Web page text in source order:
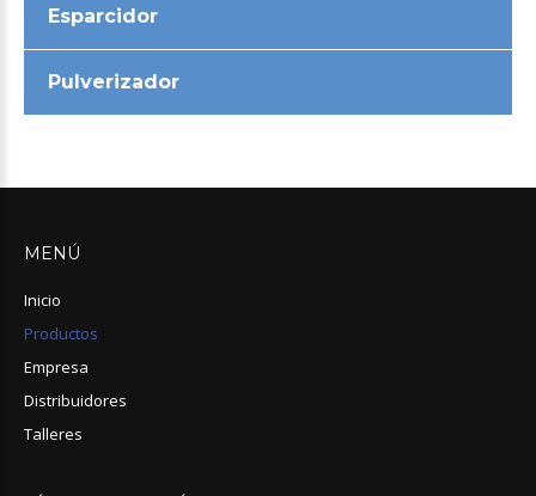
Esparcidor
Pulverizador
MENÚ
Inicio
Productos
Empresa
Distribuidores
Talleres